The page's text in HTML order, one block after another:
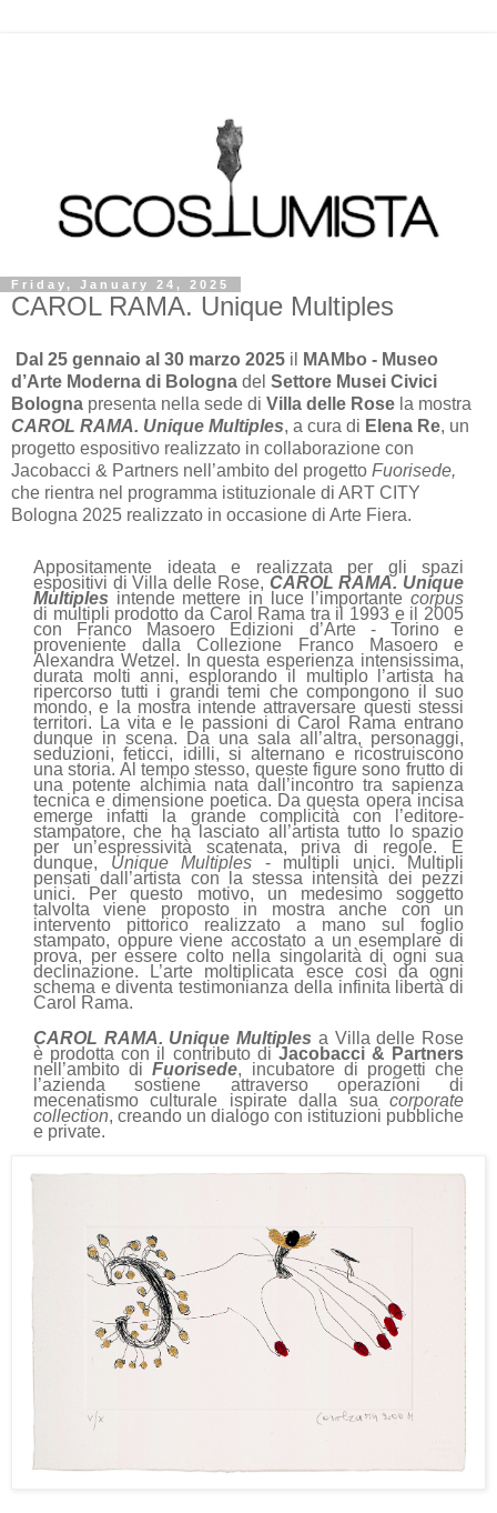
Friday, January 24, 2025
CAROL RAMA. Unique Multiples
Dal 25 gennaio al 30 marzo 2025 il
MAMbo - Museo
d’Arte Moderna di Bologna del Settore Musei Civici
Bologna presenta nella sede di Villa delle Rose la mostra
CAROL RAMA. Unique Multiples, a cura di Elena Re, un
progetto espositivo realizzato in collaborazione con
Jacobacci & Partners nell’ambito del progetto Fuorisede,
che rientra nel programma istituzionale di ART CITY
Bologna 2025 realizzato in occasione di Arte Fiera.
Appositamente ideata e realizzata per gli spazi
espositivi di Villa delle Rose, CAROL RAMA. Unique
Multiples intende mettere in luce l’importantecorpus
di multipli prodotto da Carol Rama tra il 1993 e il 2005
con Franco Masoero Edizioni d’Arte - Torino e
proveniente dalla Collezione Franco Masoero e
Alexandra Wetzel. In questa esperienza intensissima,
durata molti anni, esplorando il multiplo l’artista ha
ripercorso tutti i grandi temi che compongono il suo
mondo, e la mostra intende attraversare questi stessi
territori. La vita e le passioni di Carol Rama entrano
dunque in scena. Da una sala all’altra, personaggi,
seduzioni, feticci, idilli, si alternano e ricostruiscono
una storia. Al tempo stesso, queste figure sono frutto di
una potente alchimia nata dall’incontro tra sapienza
tecnica e dimensione poetica. Da questa opera incisa
emerge infatti la grande complicità con l’editore-
stampatore, che ha lasciato all’artista tutto lo spazio
per un’espressività scatenata, priva di regole. E
dunque, Unique Multiples - multipli unici. Multipli
pensati dall’artista con la stessa intensità dei pezzi
unici. Per questo motivo, un medesimo soggetto
talvolta viene proposto in mostra anche con un
intervento pittorico realizzato a mano sul foglio
stampato, oppure viene accostato a un esemplare di
prova, per essere colto nella singolarità di ogni sua
declinazione. L’arte moltiplicata esce così da ogni
schema e diventa testimonianza della infinita libertà di
Carol Rama.
CAROL RAMA. Unique Multiples a Villa delle Rose
è prodotta con il contributo diJacobacci & Partners
nell’ambito di Fuorisede, incubatore di progetti che
l’azienda sostiene attraverso operazioni di
mecenatismo culturale ispirate dalla sua corporate
collection, creando un dialogo con istituzioni pubbliche
e private.